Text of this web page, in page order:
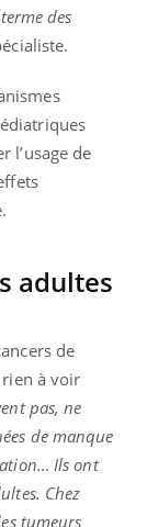
des
l’usage de
adultes
de
rien à voir
pas, ne
de manque
Ils ont
Chez
tumeurs